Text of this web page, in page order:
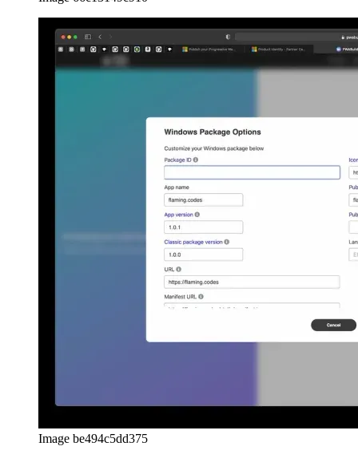
Image 66c13149c910